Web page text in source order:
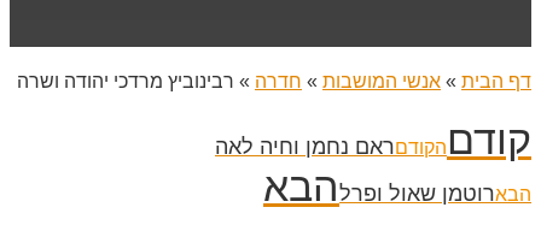
דף הבית » אנשי המושבות » חדרה » רבינוביץ מרדכי יהודה ושרה
קודם הקודםראם נחמן וחיה לאה
הבארוטמן שאול ופרלהבא